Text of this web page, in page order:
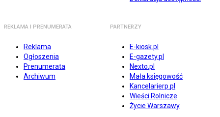
REKLAMA I PRENUMERATA
Reklama
Ogłoszenia
Prenumerata
Archiwum
PARTNERZY
E-kiosk.pl
E-gazety.pl
Nexto.pl
Mała księgowość
Kancelarierp.pl
Wieści Rolnicze
Życie Warszawy